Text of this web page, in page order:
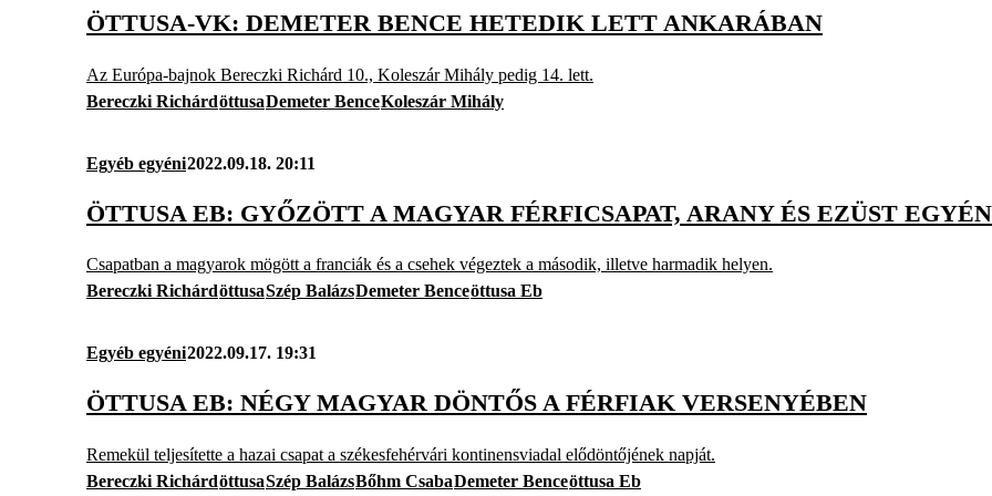
ÖTTUSA-VK: DEMETER BENCE HETEDIK LETT ANKARÁBAN
Az Európa-bajnok Bereczki Richárd 10., Koleszár Mihály pedig 14. lett.
Bereczki RichárdöttusaDemeter BenceKoleszár Mihály
Egyéb egyéni2022.09.18. 20:11
ÖTTUSA EB: GYŐZÖTT A MAGYAR FÉRFICSAPAT, ARANY ÉS EZÜST
Csapatban a magyarok mögött a franciák és a csehek végeztek a második, illetve harmadik helyen.
Bereczki RichárdöttusaSzép BalázsDemeter Benceöttusa Eb
Egyéb egyéni2022.09.17. 19:31
ÖTTUSA EB: NÉGY MAGYAR DÖNTŐS A FÉRFIAK VERSENYÉBEN
Remekül teljesítette a hazai csapat a székesfehérvári kontinensviadal elődöntőjének napját.
Bereczki RichárdöttusaSzép BalázsBőhm CsabaDemeter Benceöttusa Eb